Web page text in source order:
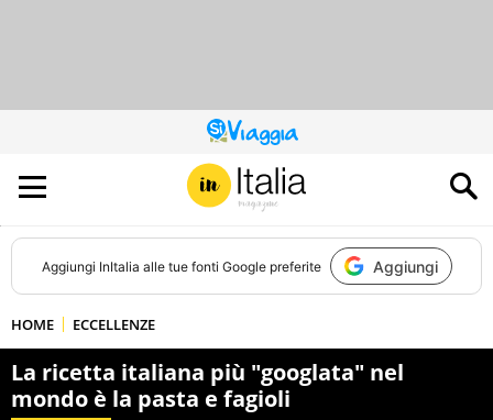
QUESTO
SITO
CONTRIBUISCE
ALL’AUDIENCE
DI
Aggiungi InItalia alle tue fonti Google preferite Aggiungi
HOME ECCELLENZE
La ricetta italiana più "googlata" nel
mondo è la pasta e fagioli